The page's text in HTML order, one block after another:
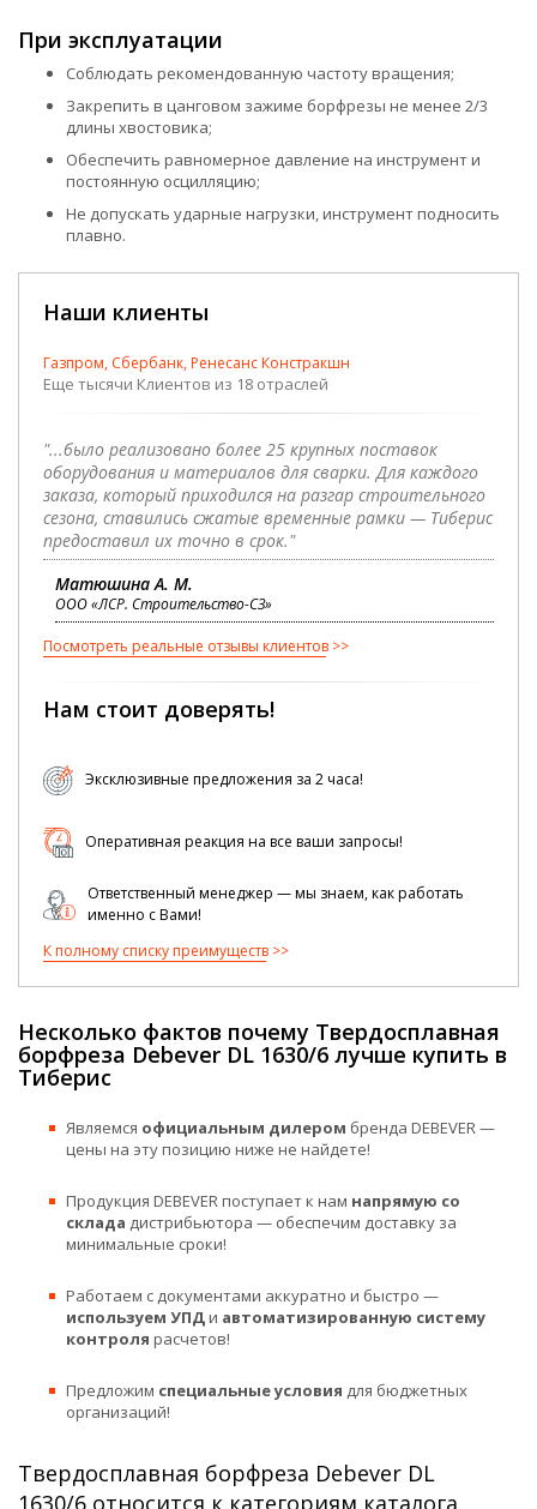
При эксплуатации
Соблюдать рекомендованную частоту вращения;
Закрепить в цанговом зажиме борфрезы не менее 2/3
длины хвостовика;
Обеспечить равномерное давление на инструмент и
постоянную осцилляцию;
Не допускать ударные нагрузки, инструмент подносить
плавно.
Наши клиенты
Газпром, Сбербанк, Ренесанс Констракшн
Еще тысячи Клиентов из 18 отраслей
"...было реализовано более 25 крупных поставок
оборудования и материалов для сварки. Для каждого
заказа, который приходился на разгар строительного
сезона, ставились сжатые временные рамки — Тиберис
предоставил их точно в срок."
Матюшина А. М.
ООО «ЛСР. Строительство-СЗ»
Посмотреть реальные отзывы клиентов
Нам стоит доверять!
Эксклюзивные предложения за 2 часа!
Оперативная реакция на все ваши запросы!
Ответственный менеджер — мы знаем, как работать
именно с Вами!
К полному списку преимуществ
Несколько фактов почему Твердосплавная
борфреза Debever DL 1630/6 лучше купить в
Тиберис
Являемся официальным дилером бренда DEBEVER —
цены на эту позицию ниже не найдете!
Продукция DEBEVER поступает к нам напрямую со
склада дистрибьютора — обеспечим доставку за
минимальные сроки!
Работаем с документами аккуратно и быстро —
используем УПДи автоматизированную систему
контроля расчетов!
Предложим специальные условия для бюджетных
организаций!
Твердосплавная борфреза Debever DL
1630/6 относится к категориям каталога